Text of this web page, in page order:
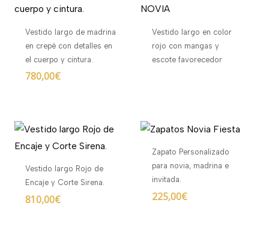
Vestido largo de madrina
en crepé con detalles en
el cuerpo y cintura.
780,00€
Vestido largo en color
rojo con mangas y
escote favorecedor
Vestido largo Rojo de
Encaje y Corte Sirena.
810,00€
Zapato Personalizado
para novia, madrina e
invitada.
225,00€